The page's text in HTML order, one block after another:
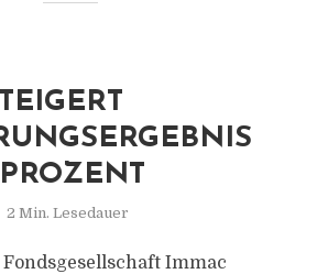
2 Min. Lesedauer
Immac